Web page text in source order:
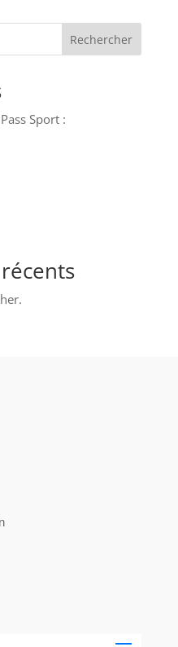
Rechercher
Sport :